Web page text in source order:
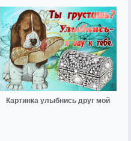
Картинка улыбнись друг мой